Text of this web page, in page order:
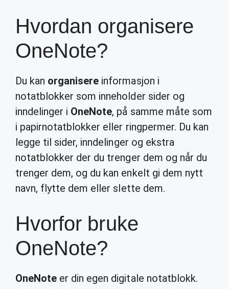
Hvordan organisere
OneNote?
Du kan organisere informasjon i
notatblokker som inneholder sider og
inndelinger i OneNote, på samme måte som
i papirnotatblokker eller ringpermer. Du kan
legge til sider, inndelinger og ekstra
notatblokker der du trenger dem og når du
trenger dem, og du kan enkelt gi dem nytt
navn, flytte dem eller slette dem.
Hvorfor bruke
OneNote?
OneNote er din egen digitale notatblokk.